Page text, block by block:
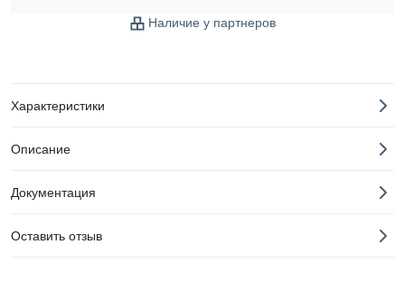
Наличие у партнеров
Характеристики
Описание
Документация
Оставить отзыв